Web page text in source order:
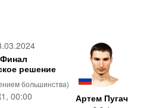
Финал
решение
большинства)
00:00 Артем Пугач